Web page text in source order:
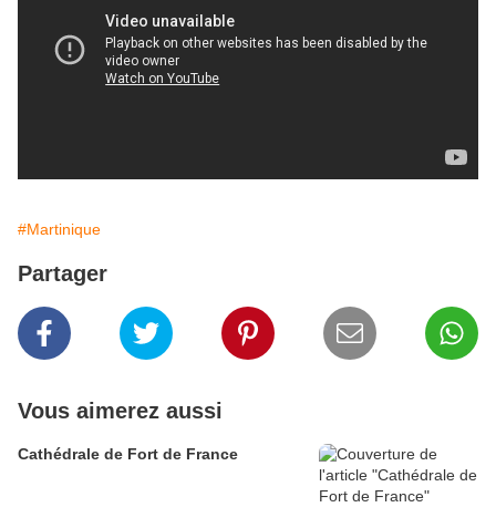
#Martinique
Partager
Vous aimerez aussi
Cathédrale de Fort de France